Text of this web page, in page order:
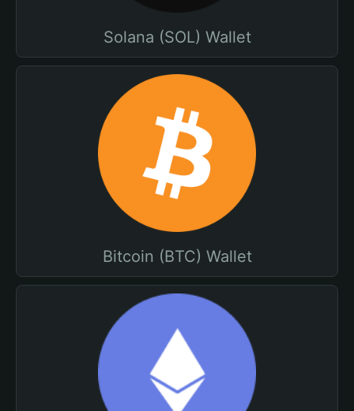
Solana (SOL) Wallet
Bitcoin (BTC) Wallet